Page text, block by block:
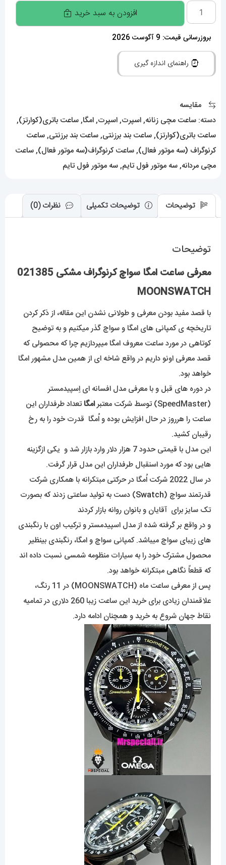
ساعت
امگا
سواچ
کرنوگراف
مشکی
MOONSWATCH
افزودن به سبد خرید
بروزرسانی قیمت: 9 آگوست 2026
راهنمای اندازه گیری
مقایسه
دسته: ساعت مچی زنانه,اسپرت,اسپرت,امگا,ساعت باتری(کوارتز),
ساعت باتری(کوارتز),ساعت بند برزنتی,ساعت بند برزنتی,ساعت
کرنوگراف (سه موتور فعال),ساعت کرنوگراف(سه موتور فعال),ساعت
مچی مردانه,سه موتور فول تایم,سه موتور فول تایم
توضیحات توضیحات تکمیلی نظرات (0)
توضیحات
معرفی ساعت امگا سواچ کرنوگراف مشکی 021385
MOONSWATCH
با قصد مفید بودن معرفی و طولانی نشدن این مقاله، از ذکر کردن
تاریخچه ی کمپانی های امگا و سواچ گذر میکنیم و به توضیح
کوتاهی در مورد ساعت معروف امگا میپردازیم چرا که محصولی که
قصد معرفی اونو داریم در واقع شاخه ای از همین مدل مشهور امگا
خواهد بود.
در دوره های قبل و با معرفی مدل افسانه ای اِسپیدمستر
(SpeedMaster) توسط شرکت معتبر
امگا تعداد طرفداران این
ساعت را هرروز در حال افزایش بوده و اُمگا قدرت خود را به رخ
رقیبان کشید.
این مدل با قیمتی حدود 7 هزار دلار وارد بازار شد و یکی ازگزینه
هایی بود که مورد اسنقبال طرفداران این مدل قرار گرفت.
در سال 2022 شرکت اُمگا در حرکتی مبتکرانه با همکاری شرکت
قدرتمند سواچ (Swatch) دست به تولید ساعتی زدند که بصورت
تک سایز برای آقایان و بانوان روانه بازار کردند
و در واقع بر گرفته شده از مدل اسپیدمستر و ترکیب اون با رنگبندی
های زیبای سواچ میباشد. کمپانی سواچ و امگا، رنگبندی بینظیر
محصول مشترک خود را به سیارات منظومه شمسی نسبت داده اند
که قطعاً نگاهی مبتکرانه خواهد بود.
پس از معرفی ساعت ماه (MOONSWATCH) در 11 رنگ،
علاقمندان زیادی برای خرید این ساعت زیبا 260 دلاری در تمامیه
نقاط جهان شروع به خرید و همچنان ادامه دارد.